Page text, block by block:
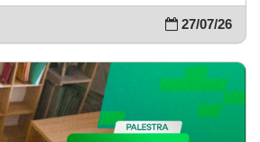
27/07/26